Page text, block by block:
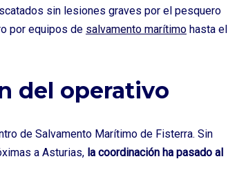
sin lesiones graves por el pesquero
por equipos de salvamento marítimo hasta el
del operativo
de Salvamento Marítimo de Fisterra. Sin
a Asturias, la coordinación ha pasado al